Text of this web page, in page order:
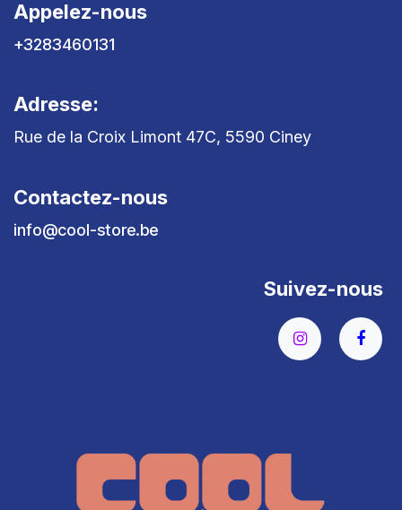
Appelez-nous
+3283460131
Adresse:
Rue de la Croix Limont 47C, 5590 Ciney
Contactez-nous
info@cool-store.be
Suivez-nous